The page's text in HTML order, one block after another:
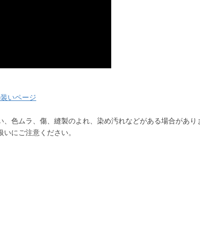
いページ
色ムラ、傷、縫製のよれ、染め汚れなどがある場合があり
にご注意ください。